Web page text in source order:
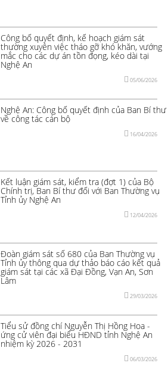
Công bố quyết định, kế hoạch giám sát
thường xuyên việc tháo gỡ khó khăn, vướng
mắc cho các dự án tồn đọng, kéo dài tại
Nghệ An
05/06/2026
Nghệ An: Công bố quyết định của Ban Bí thư
về công tác cán bộ
16/04/2026
Kết luận giám sát, kiểm tra (đợt 1) của Bộ
Chính trị, Ban Bí thư đối với Ban Thường vụ
Tỉnh ủy Nghệ An
12/04/2026
Đoàn giám sát số 680 của Ban Thường vụ
Tỉnh ủy thông qua dự thảo báo cáo kết quả
giám sát tại các xã Đại Đồng, Vạn An, Sơn
Lâm
29/03/2026
Tiểu sử đồng chí Nguyễn Thị Hồng Hoa -
ứng cử viên đại biểu HĐND tỉnh Nghệ An
nhiệm kỳ 2026 - 2031
06/03/2026